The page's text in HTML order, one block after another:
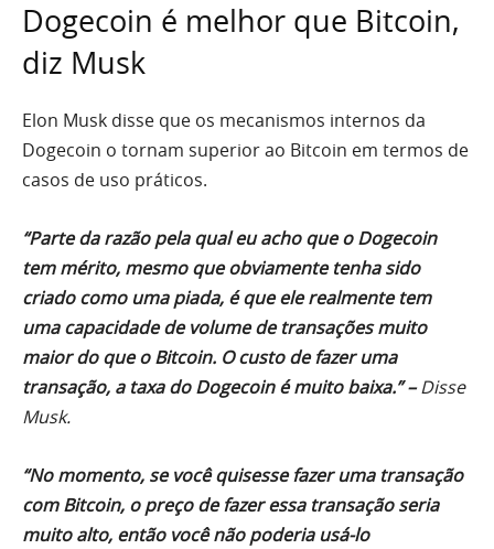
Dogecoin é melhor que Bitcoin,
diz Musk
Elon Musk disse que os mecanismos internos da
Dogecoin o tornam superior ao Bitcoin em termos de
casos de uso práticos.
“Parte da razão pela qual eu acho que o Dogecoin
tem mérito, mesmo que obviamente tenha sido
criado como uma piada, é que ele realmente tem
uma capacidade de volume de transações muito
maior do que o Bitcoin. O custo de fazer uma
transação, a taxa do Dogecoin é muito baixa.” –Disse
Musk.
“No momento, se você quisesse fazer uma transação
com Bitcoin, o preço de fazer essa transação seria
muito alto, então você não poderia usá-lo